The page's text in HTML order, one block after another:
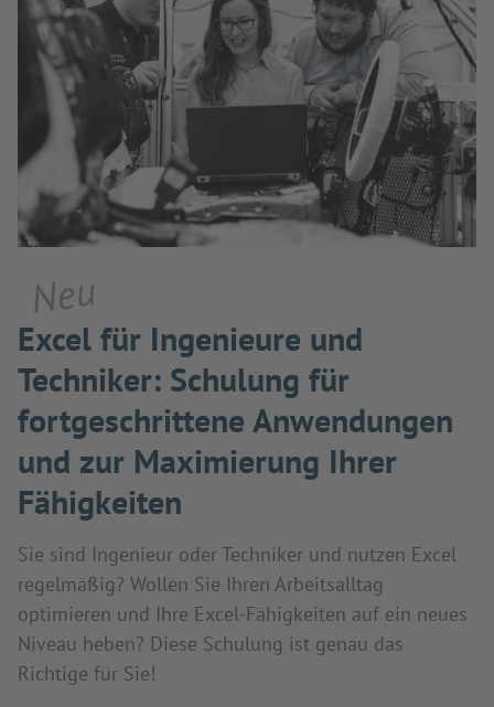
Neu
Excel für Ingenieure und
Techniker: Schulung für
fortgeschrittene Anwendungen
und zur Maximierung Ihrer
Fähigkeiten
Sie sind Ingenieur oder Techniker und nutzen Excel
regelmäßig? Wollen Sie Ihren Arbeitsalltag
optimieren und Ihre Excel-Fähigkeiten auf ein neues
Niveau heben? Diese Schulung ist genau das
Richtige für Sie!